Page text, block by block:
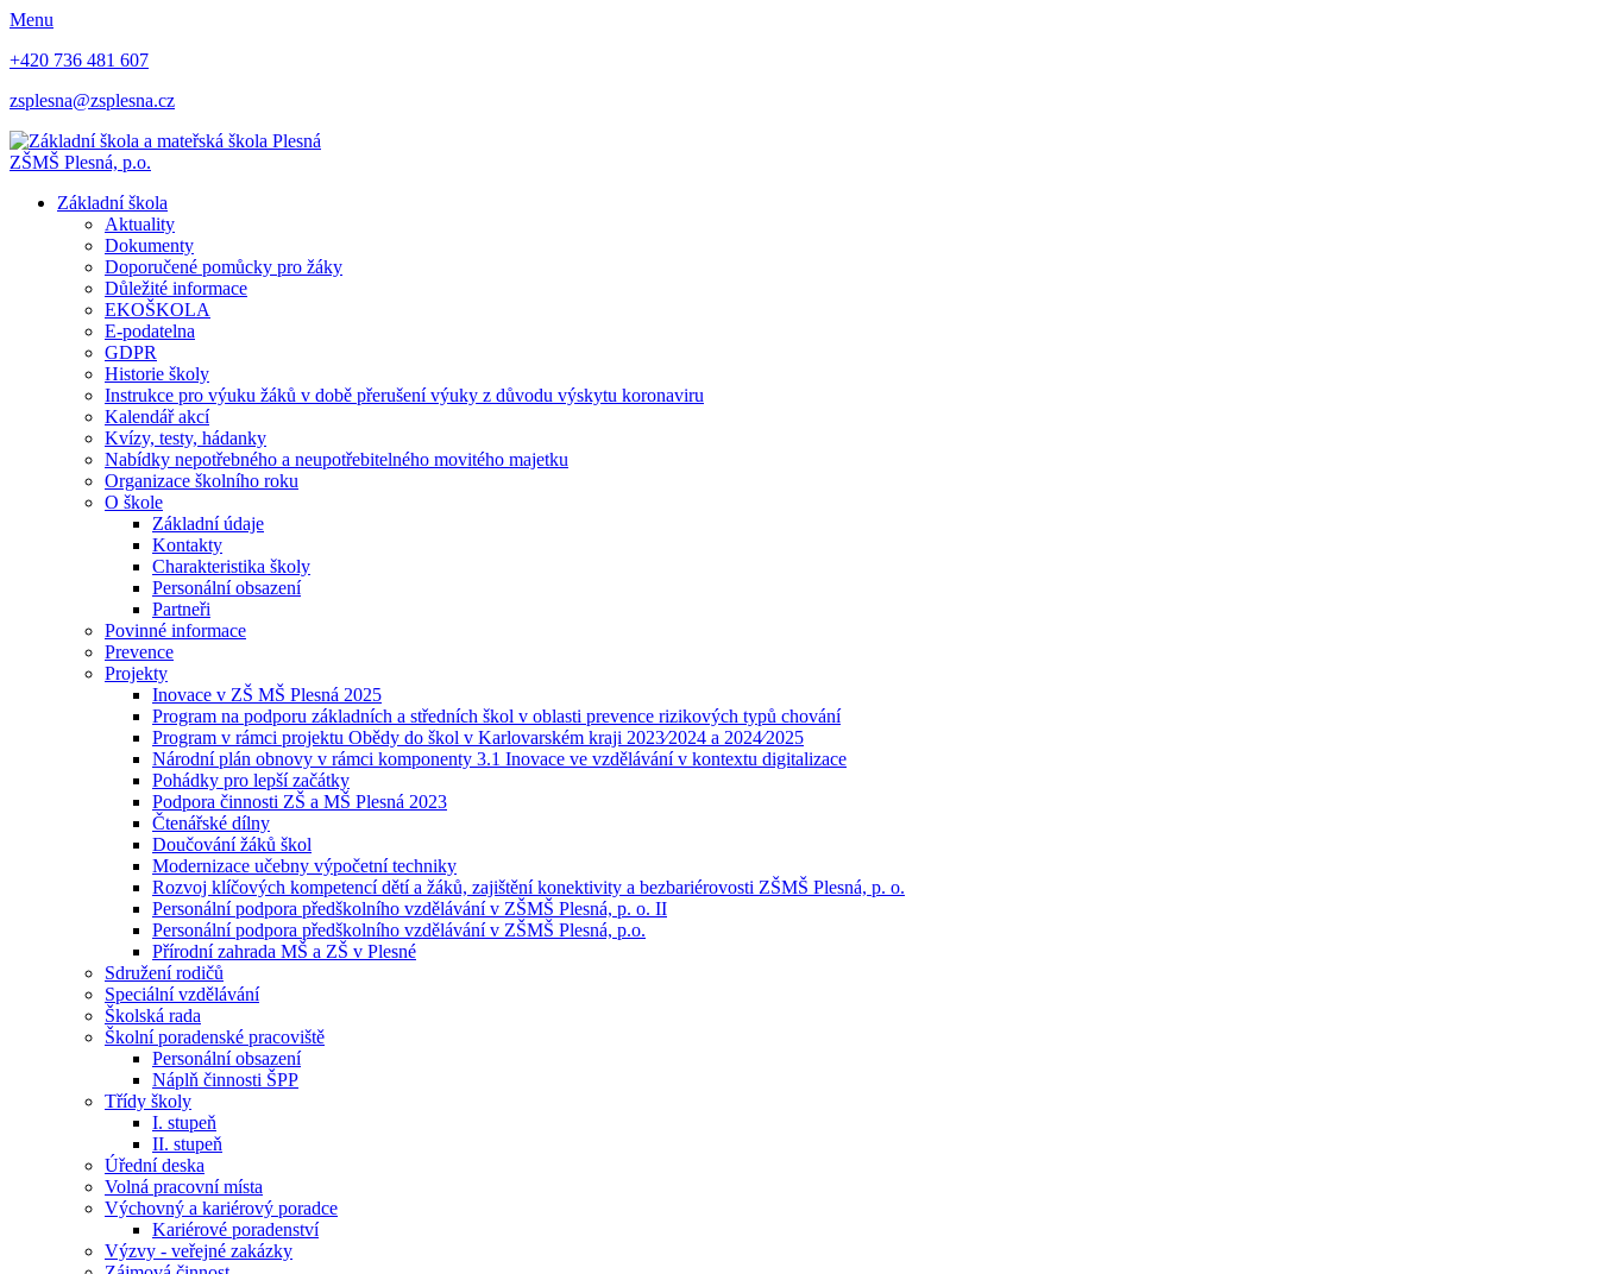
Menu
+420 736 481 607
zsplesna@zsplesna.cz
ZŠMŠ Plesná, p.o.
Základní škola
Aktuality
Dokumenty
Doporučené pomůcky pro žáky
Důležité informace
EKOŠKOLA
E-podatelna
GDPR
Historie školy
Instrukce pro výuku žáků v době přerušení výuky z důvodu výskytu koronaviru
Kalendář akcí
Kvízy, testy, hádanky
Nabídky nepotřebného a neupotřebitelného movitého majetku
Organizace školního roku
O škole
Základní údaje
Kontakty
Charakteristika školy
Personální obsazení
Partneři
Povinné informace
Prevence
Projekty
Inovace v ZŠ MŠ Plesná 2025
Program na podporu základních a středních škol v oblasti prevence rizikových typů chování
Program v rámci projektu Obědy do škol v Karlovarském kraji 2023⁄2024 a 2024⁄2025
Národní plán obnovy v rámci komponenty 3.1 Inovace ve vzdělávání v kontextu digitalizace
Pohádky pro lepší začátky
Podpora činnosti ZŠ a MŠ Plesná 2023
Čtenářské dílny
Doučování žáků škol
Modernizace učebny výpočetní techniky
Rozvoj klíčových kompetencí dětí a žáků, zajištění konektivity a bezbariérovosti ZŠMŠ Plesná, p. o.
Personální podpora předškolního vzdělávání v ZŠMŠ Plesná, p. o. II
Personální podpora předškolního vzdělávání v ZŠMŠ Plesná, p.o.
Přírodní zahrada MŠ a ZŠ v Plesné
Sdružení rodičů
Speciální vzdělávání
Školská rada
Školní poradenské pracoviště
Personální obsazení
Náplň činnosti ŠPP
Třídy školy
I. stupeň
II. stupeň
Úřední deska
Volná pracovní místa
Výchovný a kariérový poradce
Kariérové poradenství
Výzvy - veřejné zakázky